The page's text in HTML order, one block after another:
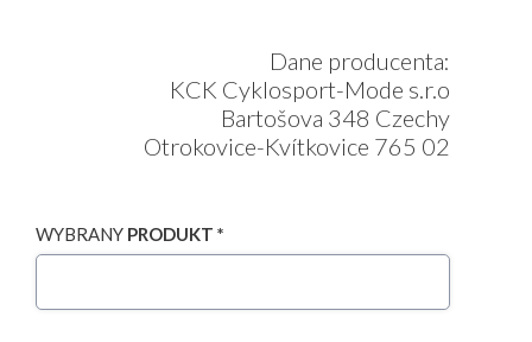
Dane producenta:
KCK Cyklosport-Mode s.r.o
Bartošova 348 Czechy
Otrokovice-Kvítkovice 765 02
WYBRANY PRODUKT *